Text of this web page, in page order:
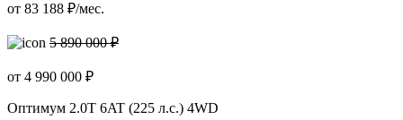
от 83 188 ₽/мес.
5 890 000 ₽
от 4 990 000 ₽
Оптимум 2.0T 6AT (225 л.с.) 4WD